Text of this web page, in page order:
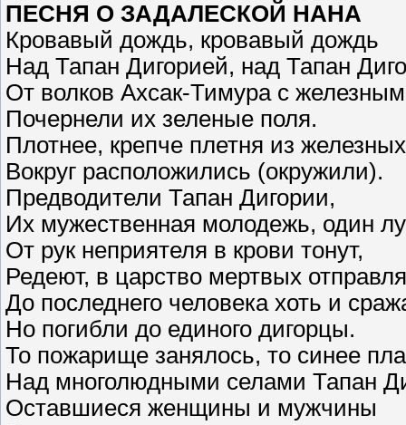
ПЕСНЯ О ЗАДАЛЕСКОЙ НАНА
Кровавый дождь, кровавый дождь
Над Тапан Дигорией, над Тапан
От волков Ахсак-Тимура с
Почернели их зеленые поля.
Плотнее, крепче плетня из
Вокруг расположились (окружили).
Предводители Тапан Дигории,
Их мужественная молодежь, один
От рук неприятеля в крови тонут,
Редеют, в царство мертвых
До последнего человека хоть и
Но погибли до единого дигорцы.
То пожарище занялось, то синее
Над многолюдными селами Тапан
Оставшиеся женщины и мужчины